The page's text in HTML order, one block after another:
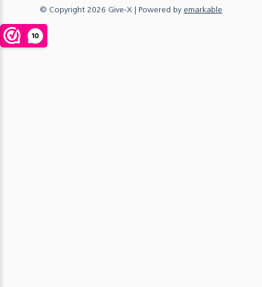
© Copyright 2026 Give-X | Powered by emarkable